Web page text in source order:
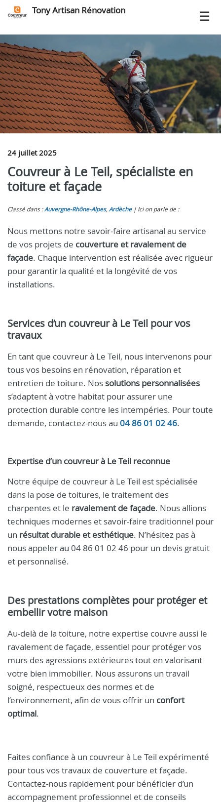
Tony Artisan Rénovation
24 juillet 2025
Couvreur à Le Teil, spécialiste en
toiture et façade
Classé dans :Auvergne-Rhône-Alpes, Ardèche Ici on parle de :
Nous mettons notre savoir-faire artisanal au service
de vos projets de couverture et ravalement de
façade. Chaque intervention est réalisée avec rigueur
pour garantir la qualité et la longévité de vos
installations.
Services d’un couvreur à Le Teil pour vos
travaux
En tant que couvreur à Le Teil, nous intervenons pour
tous vos besoins en rénovation, réparation et
entretien de toiture. Nos solutions personnalisées
s’adaptent à votre habitat pour assurer une
protection durable contre les intempéries. Pour toute
demande, contactez-nous au 04 86 01 02 46.
Expertise d’un couvreur à Le Teil reconnue
Notre équipe de couvreur à Le Teil est spécialisée
dans la pose de toitures, le traitement des
charpentes et le ravalement de façade. Nous allions
techniques modernes et savoir-faire traditionnel pour
un résultat durable et esthétique. N’hésitez pas à
nous appeler au 04 86 01 02 46 pour un devis gratuit
et personnalisé.
Des prestations complètes pour protéger et
embellir votre maison
Au-delà de la toiture, notre expertise couvre aussi le
ravalement de façade, essentiel pour protéger vos
murs des agressions extérieures tout en valorisant
votre bien immobilier. Nous assurons un travail
soigné, respectueux des normes et de
l’environnement, afin de vous offrir un confort
optimal.
Faites confiance à un couvreur à Le Teil expérimenté
pour tous vos travaux de couverture et façade.
Contactez-nous rapidement pour bénéficier d’un
accompagnement professionnel et de conseils